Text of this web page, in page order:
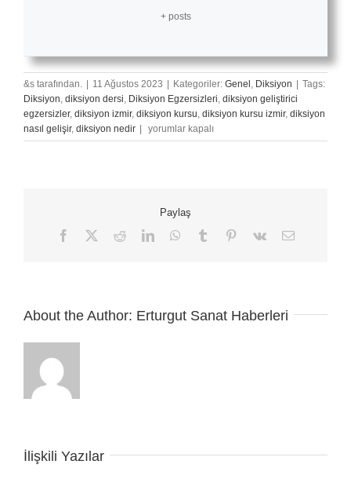
+ posts
&s tarafından. 11 Ağustos 2023 Kategoriler: Genel , Diksiyon
Tags:
Diksiyon, diksiyon dersi, Diksiyon Egzersizleri, diksiyon geliştirici
egzersizler, diksiyon izmir, diksiyon kursu, diksiyon kursu izmir, diksiyon
nasıl gelişir, diksiyon nedir
Diksiyon
Ve
Gücü
için
yorumlar kapalı
Paylaş
Facebook RedditLinkedInWhatsApp
Tumblr Pinterest
Vk
E-
About the Author: Erturgut Sanat Haberleri
İlişkili Yazılar